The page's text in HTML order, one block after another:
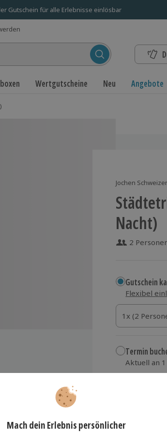
Gutschein für alle Erlebnisse einlösbar
Wertgutscheine Neu Angebote
Jochen
Nacht)
2
Gutschein
Flexibel
1x (2 Personen)
1x (2
1x (2
Termin
Aktuell an
ACHAT